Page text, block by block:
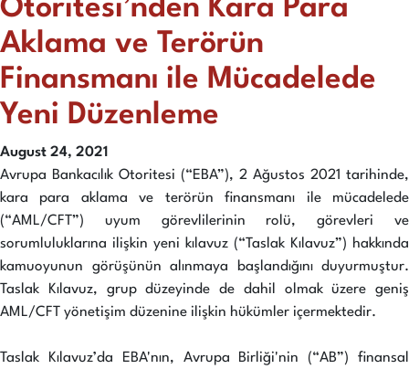
Otoritesi’nden Kara Para
Aklama ve Terörün
Finansmanı ile Mücadelede
Yeni Düzenleme
August 24, 2021
Avrupa Bankacılık Otoritesi (“EBA”), 2 Ağustos 2021 tarihinde,
kara para aklama ve terörün finansmanı ile mücadelede
(“AML/CFT”) uyum görevlilerinin rolü, görevleri ve
sorumluluklarına ilişkin yeni kılavuz (“Taslak Kılavuz”) hakkında
kamuoyunun görüşünün alınmaya başlandığını duyurmuştur.
Taslak Kılavuz, grup düzeyinde de dahil olmak üzere geniş
AML/CFT yönetişim düzenine ilişkin hükümler içermektedir.
Taslak Kılavuz’da EBA'nın, Avrupa Birliği'nin (“AB”) finansal